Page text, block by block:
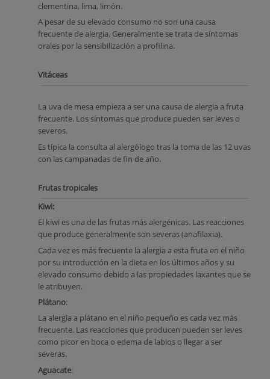
clementina, lima, limón.
A pesar de su elevado consumo no son una causa
frecuente de alergia. Generalmente se trata de síntomas
orales por la sensibilización a profilina.
Vitáceas
La uva de mesa empieza a ser una causa de alergia a fruta
frecuente. Los síntomas que produce pueden ser leves o
severos.
Es típica la consulta al alergólogo tras la toma de las 12 uvas
con las campanadas de fin de año.
Frutas tropicales
Kiwi:
El kiwi es una de las frutas más alergénicas. Las reacciones
que produce generalmente son severas (anafilaxia).
Cada vez es más frecuente la alergia a esta fruta en el niño
por su introducción en la dieta en los últimos años y su
elevado consumo debido a las propiedades laxantes que se
le atribuyen.
Plátano:
La alergia a plátano en el niño pequeño es cada vez más
frecuente. Las reacciones que producen pueden ser leves
como picor en boca o edema de labios o llegar a ser
severas.
Aguacate: